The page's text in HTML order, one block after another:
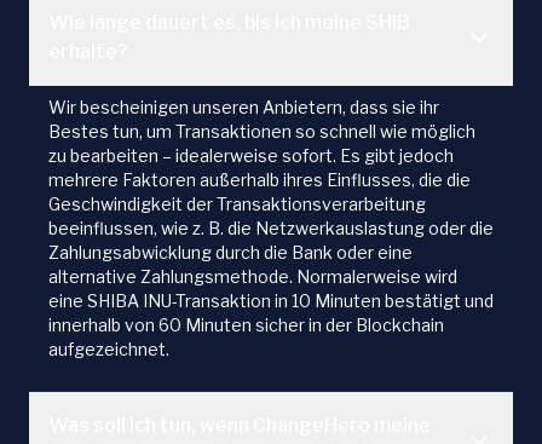
Wir bescheinigen unseren Anbietern, dass sie ihr
Bestes tun, um Transaktionen so schnell wie möglich
zu bearbeiten – idealerweise sofort. Es gibt jedoch
mehrere Faktoren außerhalb ihres Einflusses, die die
Geschwindigkeit der Transaktionsverarbeitung
beeinflussen, wie z. B. die Netzwerkauslastung oder die
Zahlungsabwicklung durch die Bank oder eine
alternative Zahlungsmethode. Normalerweise wird
eine SHIBA INU-Transaktion in 10 Minuten bestätigt und
innerhalb von 60 Minuten sicher in der Blockchain
aufgezeichnet.